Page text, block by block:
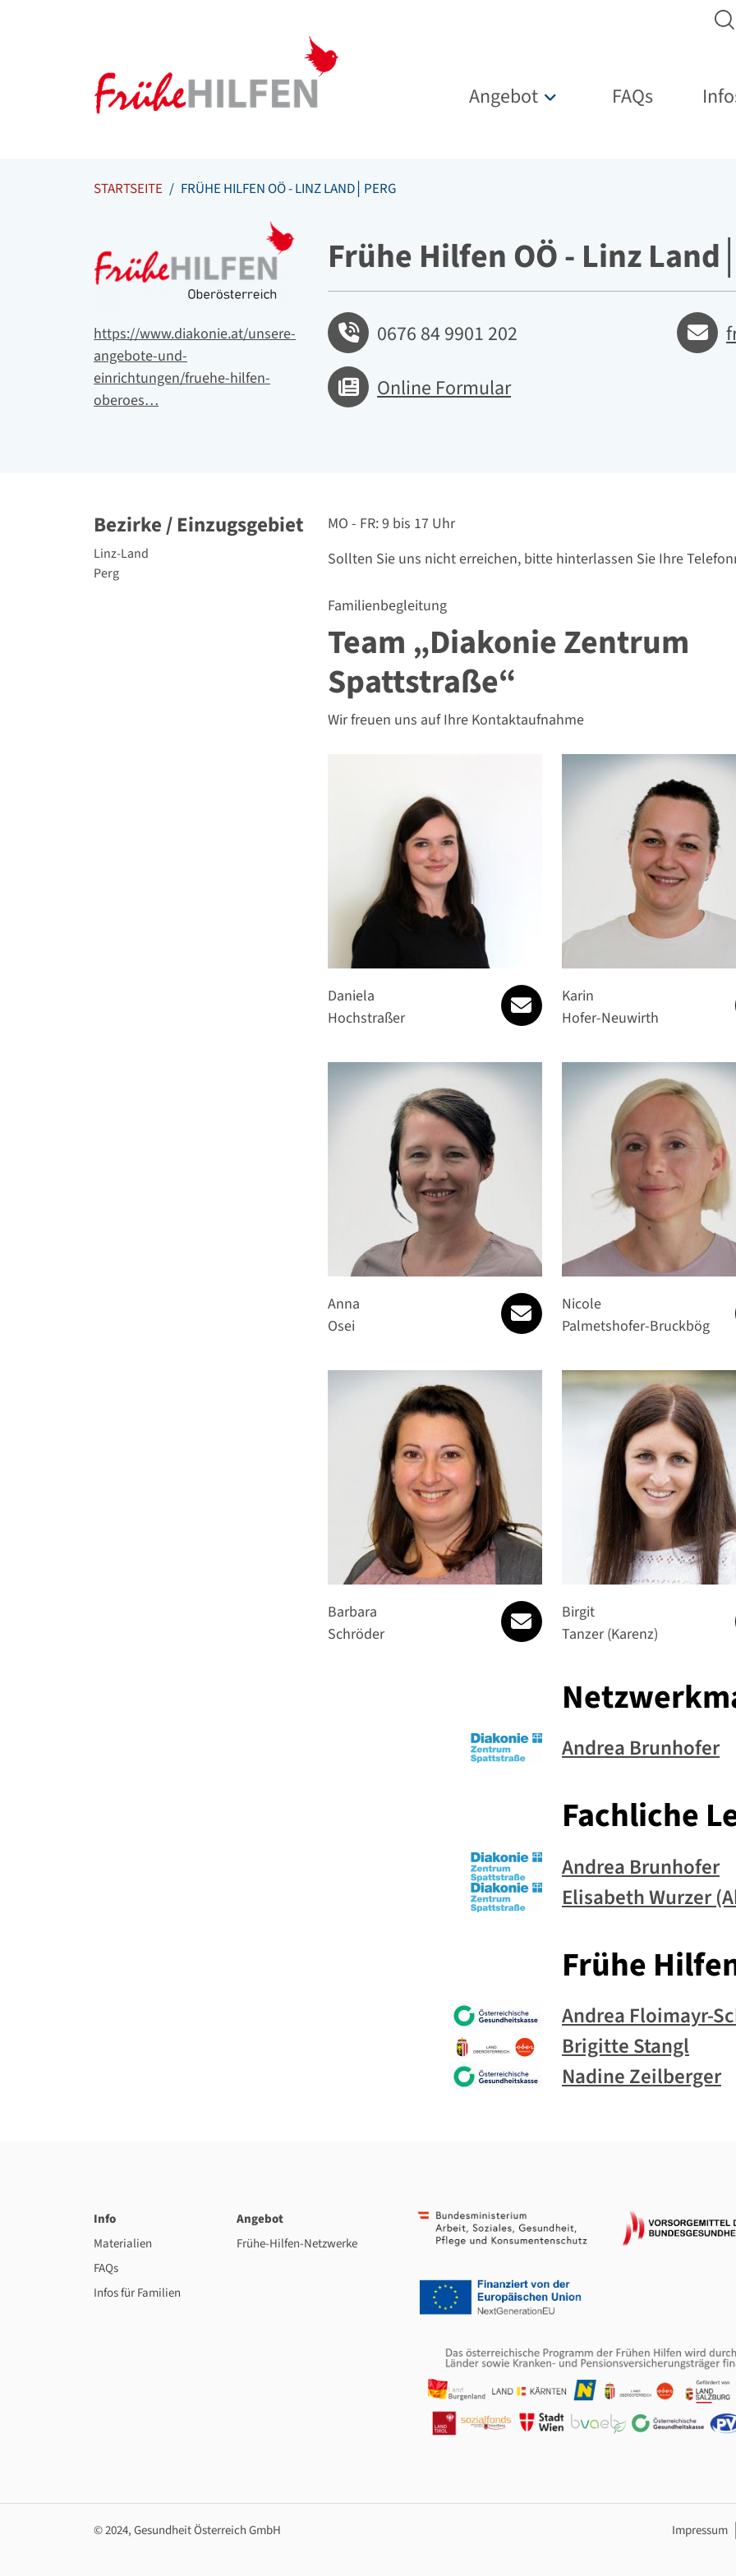
Hauptnavigation
Angebot Untermenü für „Angebot“
FAQs
STARTSEITE FRÜHE HILFEN OÖ - LINZ LAND│PERG
Website
https://www.diakonie.at/unsere-
angebote-und-
einrichtungen/fruehe-hilfen-
oberoes…
Frühe Hilfen OÖ - Linz
Telefon0676 84 9901 202 E-mail
Online Formular
Bezirke / Einzugsgebiet
politische Bezirke
Linz-Land
Perg
Erreichbarkeit
MO - FR: 9 bis 17 Uhr
Sollten Sie uns nicht erreichen, bitte hinterlassen Sie Ihre
Familienbegleitung
Team „Diakonie Zentrum
Spattstraße“
Wir freuen uns auf Ihre Kontaktaufnahme
Daniela
Hochstraßer
Karin
Hofer-Neuwirth
Anna
Osei
anna.osei@spattstrasse.at
Nicole
Palmetshofer-Bruckbög
Barbara
Schröder
Birgit
Tanzer (Karenz)
Andrea Brunhofer
Fachliche
Andrea Brunhofer
Elisabeth Wurzer
Frühe
Andrea Floimayr-
Brigitte Stangl
Nadine Zeilberger
Info
Materialien
FAQs
Infos für Familien
Angebot
Frühe-Hilfen-Netzwerke
© 2024, Gesundheit Österreich GmbH Footer Impressum